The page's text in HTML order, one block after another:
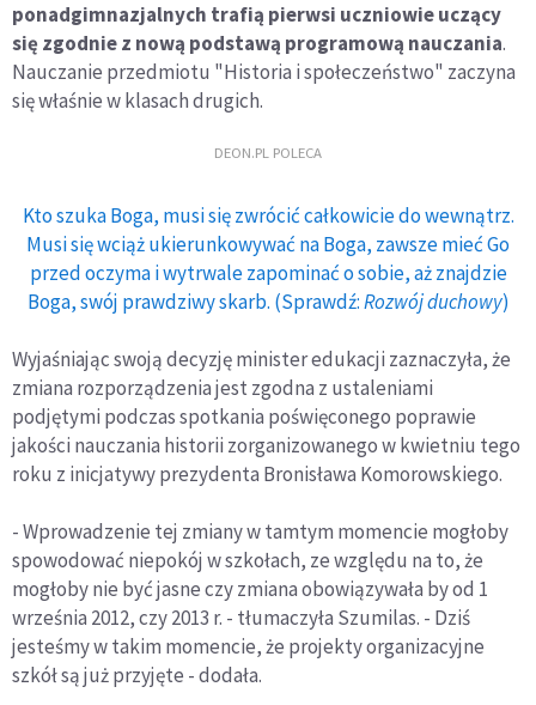
ponadgimnazjalnych trafią pierwsi uczniowie uczący
się zgodnie z nową podstawą programową nauczania.
Nauczanie przedmiotu "Historia i społeczeństwo" zaczyna
się właśnie w klasach drugich.
DEON.PL POLECA
Kto szuka Boga, musi się zwrócić całkowicie do wewnątrz.
Musi się wciąż ukierunkowywać na Boga, zawsze mieć Go
przed oczyma i wytrwale zapominać o sobie, aż znajdzie
Boga, swój prawdziwy skarb. (Sprawdź:Rozwój duchowy)
Wyjaśniając swoją decyzję minister edukacji zaznaczyła, że
zmiana rozporządzenia jest zgodna z ustaleniami
podjętymi podczas spotkania poświęconego poprawie
jakości nauczania historii zorganizowanego w kwietniu tego
roku z inicjatywy prezydenta Bronisława Komorowskiego.
- Wprowadzenie tej zmiany w tamtym momencie mogłoby
spowodować niepokój w szkołach, ze względu na to, że
mogłoby nie być jasne czy zmiana obowiązywała by od 1
września 2012, czy 2013 r. - tłumaczyła Szumilas. - Dziś
jesteśmy w takim momencie, że projekty organizacyjne
szkół są już przyjęte - dodała.